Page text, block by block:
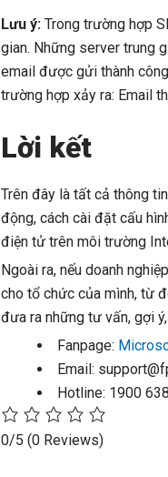
Lưu ý:Trong trường hợp
gian. Những server trung
email được gửi thành
trường hợp xảy ra: Email
Lời kết
Trên đây là tất cả thông
động, cách cài đặt cấu
điện tử trên môi trường
Ngoài ra, nếu doanh
cho tổ chức của mình, từ
đưa ra những tư vấn, gợi
Fanpage:
Email:
Hotline: 1900
0/5(0 Reviews)